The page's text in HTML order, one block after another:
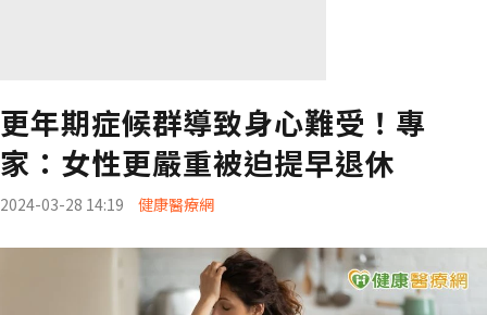
更年期症候群導致身心難受！專
家：女性更嚴重被迫提早退休
2024-03-28 14:19 健康醫療網